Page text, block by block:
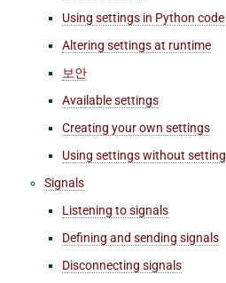
Using settings in Python code
Altering settings at runtime
보안
Available settings
Creating your own settings
Using settings without setting
Signals
Listening to signals
Defining and sending signals
Disconnecting signals